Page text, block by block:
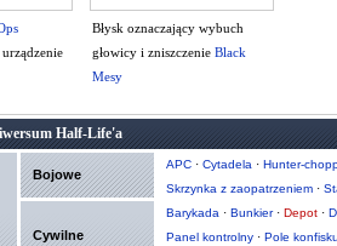
Błysk oznaczający wybuch
głowicy i zniszczenie Black
Mesy
Half-Life'a
Bojowe
APC · Cytadela · Hunter-
Skrzynka z zaopatrzeniem ·
Cywilne
Barykada · Bunkier· Depot ·
Panel kontrolny · Pole